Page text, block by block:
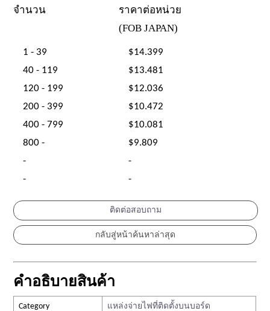
จำนวน
ราคาต่อหน่วย
(FOB JAPAN)
1 - 39
$14.399
40 - 119
$13.481
120 - 199
$12.036
200 - 399
$10.472
400 - 799
$10.081
800 -
$9.809
-
-
-
-
ติดต่อสอบถาม
คำอธิบายสินค้า
Category
แหล่งจ่ายไฟที่ติดตั้งบนบอร์ด